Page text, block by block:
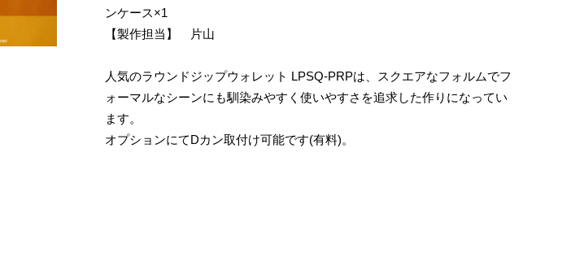
ンケース×1
【製作担当】 片山
人気のラウンドジップウォレット LPSQ-PRPは、スクエアなフォルムでフ
ォーマルなシーンにも馴染みやすく使いやすさを追求した作りになってい
ます。
オプションにてDカン取付け可能です(有料)。